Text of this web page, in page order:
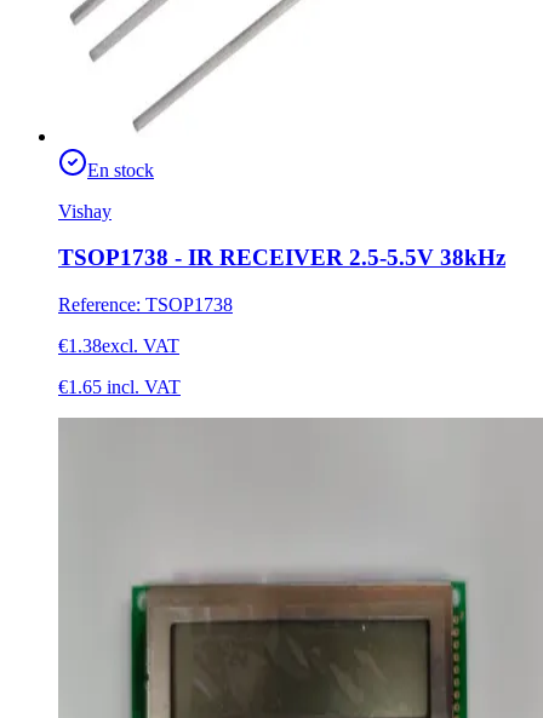
En stock
Vishay
TSOP1738 - IR RECEIVER 2.5-5.5V 38kHz
Reference: TSOP1738
€1.38excl. VAT
€1.65 incl. VAT